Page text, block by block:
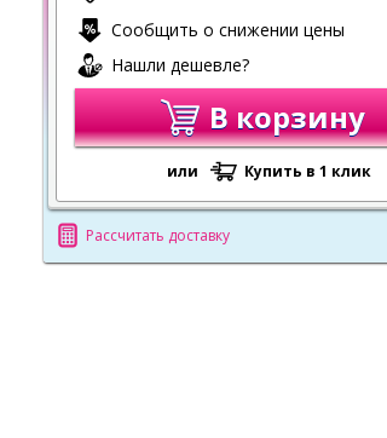
Сообщить о снижении цены
Нашли дешевле?
В корзину
или Купить в 1 клик
Рассчитать доставку